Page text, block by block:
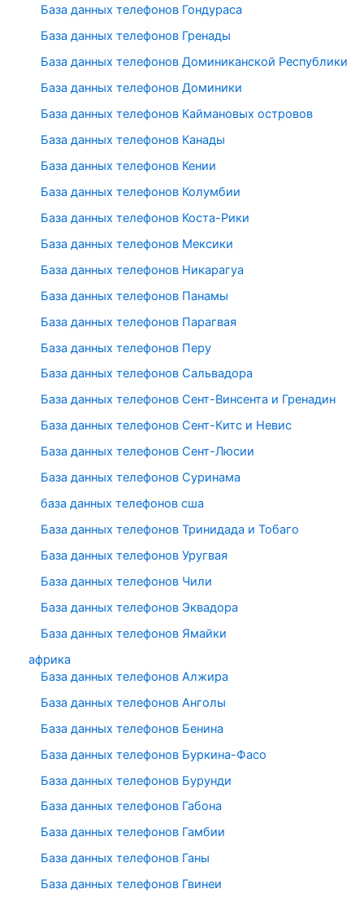
База данных телефонов Гондураса
База данных телефонов Гренады
База данных телефонов Доминиканской Республики
База данных телефонов Доминики
База данных телефонов Каймановых островов
База данных телефонов Канады
База данных телефонов Кении
База данных телефонов Колумбии
База данных телефонов Коста-Рики
База данных телефонов Мексики
База данных телефонов Никарагуа
База данных телефонов Панамы
База данных телефонов Парагвая
База данных телефонов Перу
База данных телефонов Сальвадора
База данных телефонов Сент-Винсента и Гренадин
База данных телефонов Сент-Китс и Невис
База данных телефонов Сент-Люсии
База данных телефонов Суринама
база данных телефонов сша
База данных телефонов Тринидада и Тобаго
База данных телефонов Уругвая
База данных телефонов Чили
База данных телефонов Эквадора
База данных телефонов Ямайки
африка
База данных телефонов Алжира
База данных телефонов Анголы
База данных телефонов Бенина
База данных телефонов Буркина-Фасо
База данных телефонов Бурунди
База данных телефонов Габона
База данных телефонов Гамбии
База данных телефонов Ганы
База данных телефонов Гвинеи